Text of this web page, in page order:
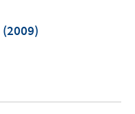
F
e
e
(2009)